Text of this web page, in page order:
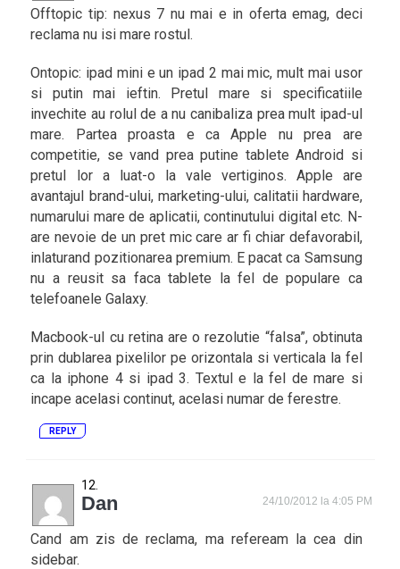
Offtopic tip: nexus 7 nu mai e in oferta emag, deci
reclama nu isi mare rostul.
Ontopic: ipad mini e un ipad 2 mai mic, mult mai usor
si putin mai ieftin. Pretul mare si specificatiile
invechite au rolul de a nu canibaliza prea mult ipad-ul
mare. Partea proasta e ca Apple nu prea are
competitie, se vand prea putine tablete Android si
pretul lor a luat-o la vale vertiginos. Apple are
avantajul brand-ului, marketing-ului, calitatii hardware,
numarului mare de aplicatii, continutului digital etc. N-
are nevoie de un pret mic care ar fi chiar defavorabil,
inlaturand pozitionarea premium. E pacat ca Samsung
nu a reusit sa faca tablete la fel de populare ca
telefoanele Galaxy.
Macbook-ul cu retina are o rezolutie “falsa”, obtinuta
prin dublarea pixelilor pe orizontala si verticala la fel
ca la iphone 4 si ipad 3. Textul e la fel de mare si
incape acelasi continut, acelasi numar de ferestre.
REPLY
Dan 24/10/2012 la 4:05 PM
Cand am zis de reclama, ma refeream la cea din
sidebar.